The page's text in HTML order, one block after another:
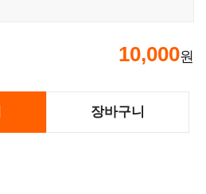
10,000원
장바구니